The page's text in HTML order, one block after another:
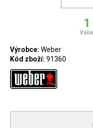
Výrobce: Weber
Kód zboží: 91360